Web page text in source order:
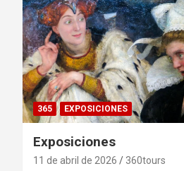
365 EXPOSICIONES
Exposiciones
11 de abril de 2026 360tours